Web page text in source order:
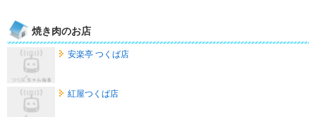
焼き肉のお店
安楽亭 つくば店
紅屋つくば店